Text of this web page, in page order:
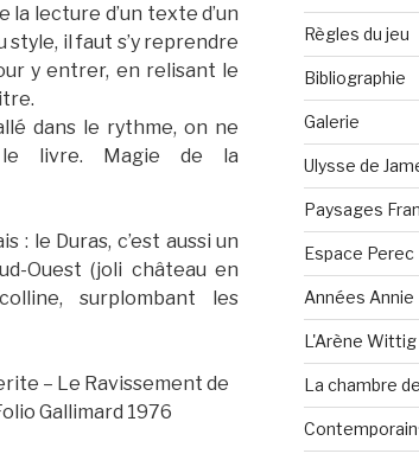
la lecture d’un texte d’un
style, il faut s’y reprendre
y entrer, en relisant le
dans le rythme, on ne
livre. Magie de la
: le Duras, c’est aussi un
Ouest (joli château en
surplombant les
– Le Ravissement de
Gallimard 1976
Règles du jeu
Bibliographie
Galerie
Ulysse de
Paysages
Espace Perec
Années Annie
L'Arène Wittig
La chambre